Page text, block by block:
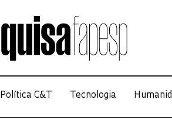
Política C&T Tecnologia